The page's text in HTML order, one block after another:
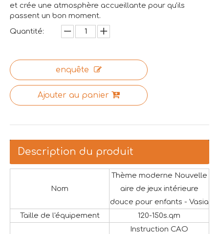
et crée une atmosphère accueillante pour qu'ils
passent un bon moment.
Quantité:
enquête
Ajouter au panier
Description du produit
Nom
Thème moderne Nouvelle
aire de jeux intérieure
douce pour enfants - Vasia
Taille de l'équipement
120-150s.qm
Instruction CAO